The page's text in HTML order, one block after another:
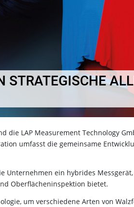
STRATEGISCHE
die LAP Measurement Technology
umfasst die gemeinsame
Unternehmen ein hybrides
Oberflächeninspektion bietet.
um verschiedene Arten von